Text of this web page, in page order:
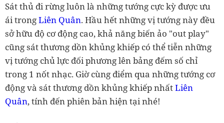
Sát thủ đi rừng luôn là những tướng cực kỳ được ưu
ái trongLiên Quân. Hầu hết những vị tướng này đều
sở hữu độ cơ động cao, khả năng biến ảo "out play"
cũng sát thương dồn khủng khiếp có thể tiễn những
vị tướng chủ lực đối phương lên bảng đếm số chỉ
trong 1 nốt nhạc. Giờ cùng điểm qua những tướng cơ
động và sát thương dồn khủng khiếp nhấtLiên
Quân, tính đến phiên bản hiện tại nhé!